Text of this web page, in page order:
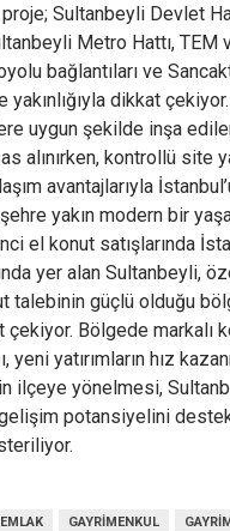
Sultanbeyli Devlet
Metro Hattı, TEM
bağlantıları ve
yakınlığıyla dikkat
uygun şekilde inşa
alınırken, kontrollü site
avantajlarıyla
yakın modern bir
el konut satışlarında
yer alan Sultanbeyli,
talebinin güçlü olduğu
Bölgede markalı
yeni yatırımların hız
ilçeye yönelmesi,
potansiyelini
EMLAK GAYRIMENKUL